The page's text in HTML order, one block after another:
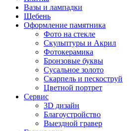
Вазы и лампадки
Щебень
Оформление памятника
Фото на стекле
Скульптуры и Акрил
Фотокерамика
Бронзовые буквы
Сусальное золото
Скарпель и пескоструй
Цветной портрет
Сервис
3D дизайн
Благоустройство
Выездной гравер